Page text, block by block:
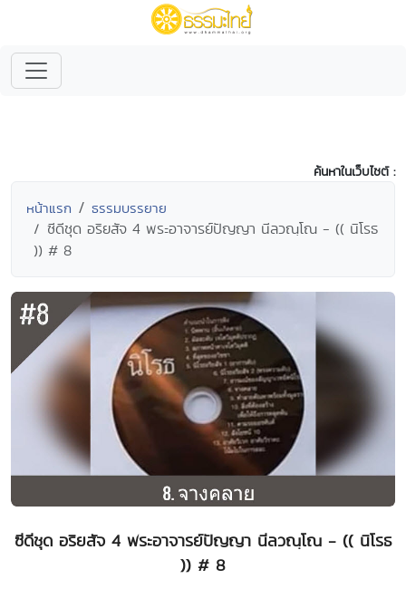
ค้นหาในเว็บไซต์ :
หน้าแรก ธรรมบรรยาย
ซีดีชุด อริยสัจ 4 พระอาจารย์ปัญญา นีลวณฺโณ - (( นิโรธ
)) # 8
ซีดีชุด อริยสัจ 4 พระอาจารย์ปัญญา นีลวณฺโณ - (( นิโรธ
)) # 8